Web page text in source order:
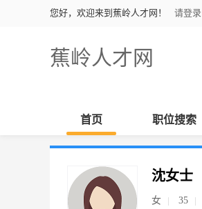
您好，欢迎来到蕉岭人才网！ 请登录
蕉岭人才网
首页 职位搜索
沈女士
女 35